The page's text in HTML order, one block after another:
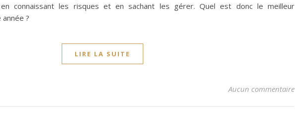
en connaissant les risques et en sachant les gérer. Quel est donc le meilleur
?
LIRE LA SUITE
Aucun commentaire